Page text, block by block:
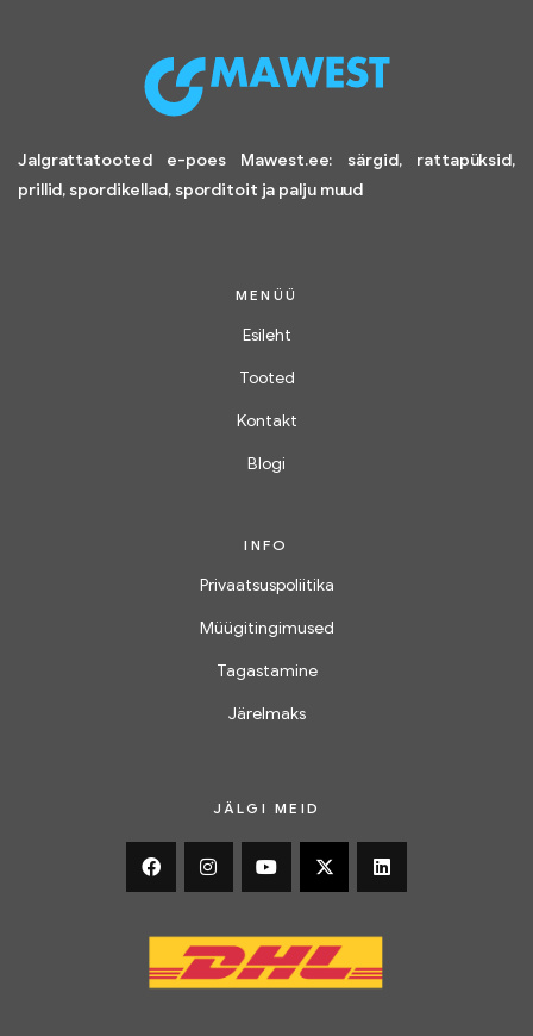
Jalgrattatooted e-poes Mawest.ee: särgid, rattapüksid,
prillid, spordikellad, sporditoit ja palju muud
MENÜÜ
Esileht
Tooted
Kontakt
Blogi
INFO
Privaatsuspoliitika
Müügitingimused
Tagastamine
Järelmaks
JÄLGI MEID